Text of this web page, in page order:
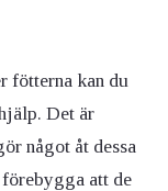
fötterna kan du
Det är
något åt dessa
att de